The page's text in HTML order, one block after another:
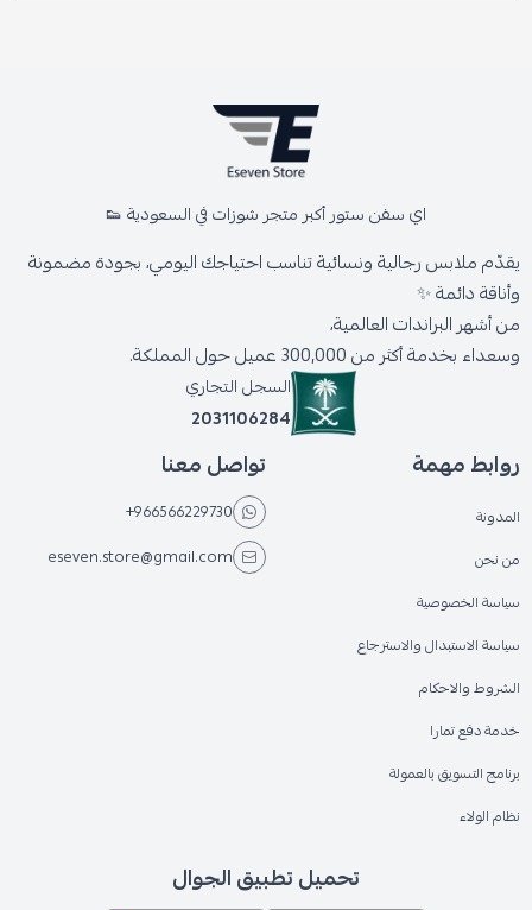
اي سفن ستور أكبر متجر شوزات في السعودية 👟
يقدّم ملابس رجالية ونسائية تناسب احتياجك اليومي، بجودة مضمونة
وأناقة دائمة ✨
من أشهر البراندات العالمية،
وسعداء بخدمة أكثر من 300,000 عميل حول المملكة.
السجل التجاري
2031106284
روابط مهمة
المدونة
من نحن
سياسة الخصوصية
سياسة الاستبدال والاسترجاع
الشروط والاحكام
خدمة دفع تمارا
برنامج التسويق بالعمولة
نظام الولاء
تواصل معنا
+966566229730
eseven.store@gmail.com
تحميل تطبيق الجوال